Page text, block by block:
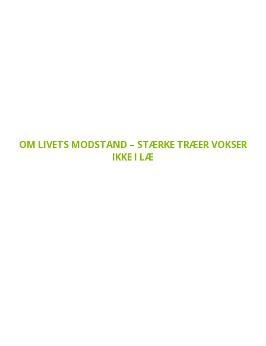
OM LIVETS MODSTAND – STÆRKE TRÆER VOKSER
IKKE I LÆ